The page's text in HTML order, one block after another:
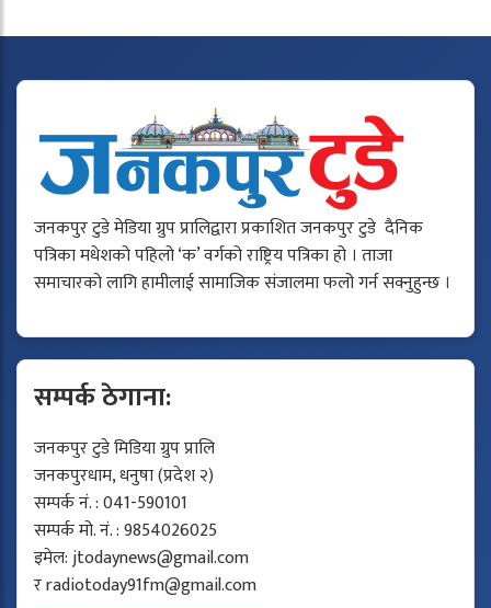
जनकपुर टुडे मेडिया ग्रुप प्रालिद्वारा प्रकाशित जनकपुर टुडे दैनिक
पत्रिका मधेशको पहिलो ‘क’ वर्गको राष्ट्रिय पत्रिका हो । ताजा
समाचारको लागि हामीलाई सामाजिक संजालमा फलो गर्न सक्नुहुन्छ ।
सम्पर्क ठेगाना:
जनकपुर टुडे मिडिया ग्रुप प्रालि
जनकपुरधाम, धनुषा (प्रदेश २)
सम्पर्क नं. : 041-590101
सम्पर्क मो. नं. : 9854026025
इमेल:jtodaynews@gmail.com
रradiotoday91fm@gmail.com